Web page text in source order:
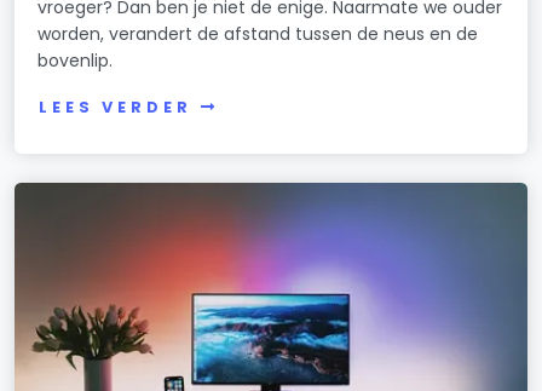
vroeger? Dan ben je niet de enige. Naarmate we ouder
worden, verandert de afstand tussen de neus en de
bovenlip.
LEES VERDER